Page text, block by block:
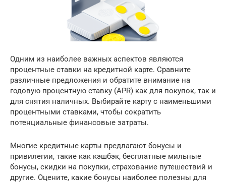
Одним из наиболее важных аспектов являются
процентные ставки на кредитной карте. Сравните
различные предложения и обратите внимание на
годовую процентную ставку (APR) как для покупок, так и
для снятия наличных. Выбирайте карту с наименьшими
процентными ставками, чтобы сократить
потенциальные финансовые затраты.
Многие кредитные карты предлагают бонусы и
привилегии, такие как кэшбэк, бесплатные мильные
бонусы, скидки на покупки, страхование путешествий и
другие. Оцените, какие бонусы наиболее полезны для